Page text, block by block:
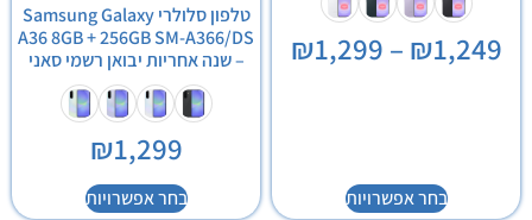
₪1,249
–
₪1,299
בחר אפשרויות
טלפון סלולרי Samsung Galaxy
A36 8GB + 256GB SM-A366/DS
– שנה אחריות יבואן רשמי סאני
₪1,299
בחר אפשרויות